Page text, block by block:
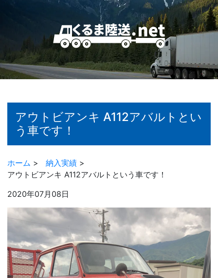
アウトビアンキ A112アバルトとい
う車です！
ホーム > 納入実績 >
アウトビアンキ A112アバルトという車です！
2020年07月08日